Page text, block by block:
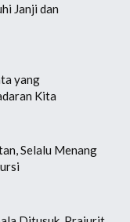
Janji dan
yang
Kita
Selalu Menang